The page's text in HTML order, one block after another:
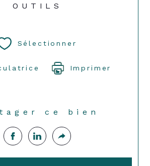
OUTILS
Sélectionner
Imprimer
ce bien